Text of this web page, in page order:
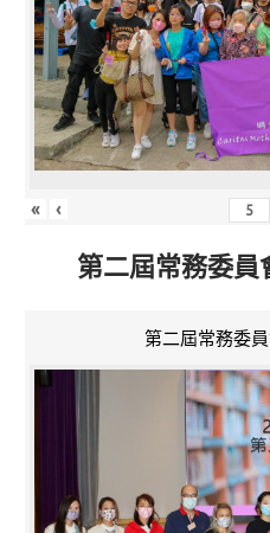
« ‹
第二屆常務委
第二屆常務委